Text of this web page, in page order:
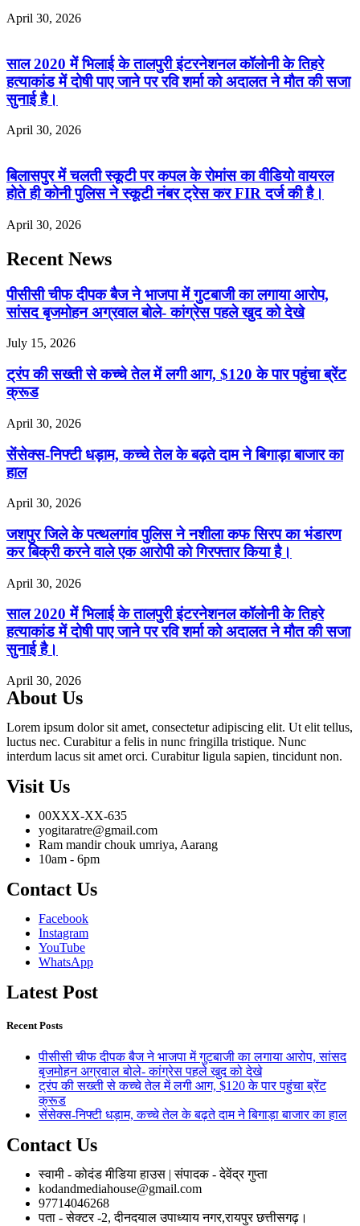
April 30, 2026
साल 2020 में भिलाई के तालपुरी इंटरनेशनल कॉलोनी के तिहरे
हत्याकांड में दोषी पाए जाने पर रवि शर्मा को अदालत ने मौत की सजा
सुनाई है।
April 30, 2026
बिलासपुर में चलती स्कूटी पर कपल के रोमांस का वीडियो वायरल
होते ही कोनी पुलिस ने स्कूटी नंबर ट्रेस कर FIR दर्ज की है।
April 30, 2026
Recent News
पीसीसी चीफ दीपक बैज ने भाजपा में गुटबाजी का लगाया आरोप,
सांसद बृजमोहन अग्रवाल बोले- कांग्रेस पहले खुद को देखे
July 15, 2026
ट्रंप की सख्ती से कच्चे तेल में लगी आग, $120 के पार पहुंचा ब्रेंट
क्रूड
April 30, 2026
सेंसेक्स-निफ्टी धड़ाम, कच्चे तेल के बढ़ते दाम ने बिगाड़ा बाजार का
हाल
April 30, 2026
जशपुर जिले के पत्थलगांव पुलिस ने नशीला कफ सिरप का भंडारण
कर बिक्री करने वाले एक आरोपी को गिरफ्तार किया है।
April 30, 2026
साल 2020 में भिलाई के तालपुरी इंटरनेशनल कॉलोनी के तिहरे
हत्याकांड में दोषी पाए जाने पर रवि शर्मा को अदालत ने मौत की सजा
सुनाई है।
April 30, 2026
About Us
Lorem ipsum dolor sit amet, consectetur adipiscing elit. Ut elit tellus,
luctus nec. Curabitur a felis in nunc fringilla tristique. Nunc
interdum lacus sit amet orci. Curabitur ligula sapien, tincidunt non.
Visit Us
00XXX-XX-635
yogitaratre@gmail.com
Ram mandir chouk umriya, Aarang
10am - 6pm
Contact Us
Facebook
Instagram
YouTube
WhatsApp
Latest Post
Recent Posts
पीसीसी चीफ दीपक बैज ने भाजपा में गुटबाजी का लगाया आरोप, सांसद
बृजमोहन अग्रवाल बोले- कांग्रेस पहले खुद को देखे
ट्रंप की सख्ती से कच्चे तेल में लगी आग, $120 के पार पहुंचा ब्रेंट
क्रूड
सेंसेक्स-निफ्टी धड़ाम, कच्चे तेल के बढ़ते दाम ने बिगाड़ा बाजार का हाल
Contact Us
स्वामी - कोदंड मीडिया हाउस | संपादक - देवेंद्र गुप्ता
kodandmediahouse@gmail.com
97714046268
पता - सेक्टर -2, दीनदयाल उपाध्याय नगर,रायपुर छत्तीसगढ़।